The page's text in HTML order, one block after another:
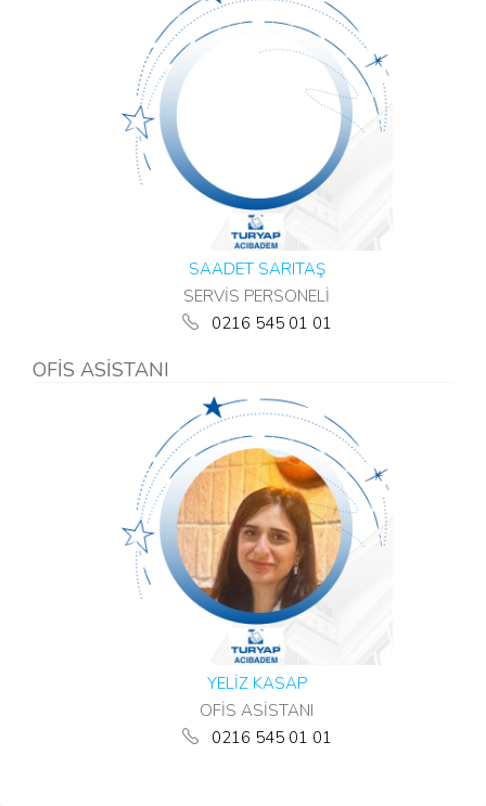
SAADET SARITAŞ
SERVİS PERSONELİ
0216 545 01 01
OFİS ASİSTANI
YELİZ KASAP
OFİS ASİSTANI
0216 545 01 01